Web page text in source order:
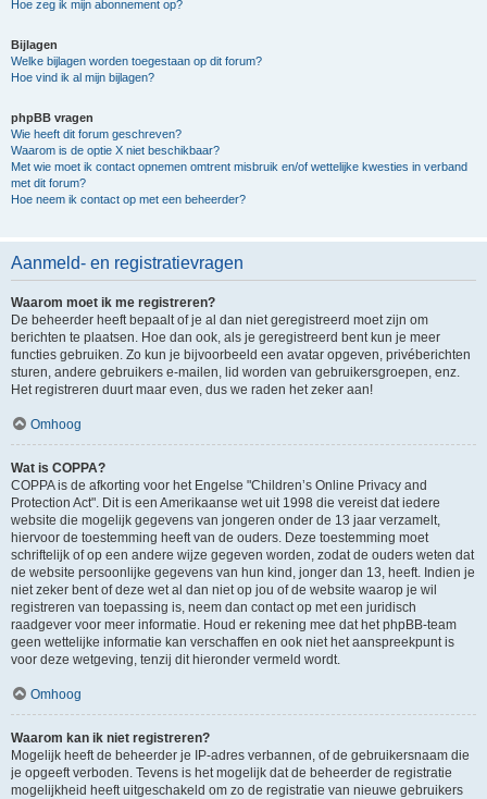
Hoe zeg ik mijn abonnement op?
Bijlagen
Welke bijlagen worden toegestaan op dit forum?
Hoe vind ik al mijn bijlagen?
phpBB vragen
Wie heeft dit forum geschreven?
Waarom is de optie X niet beschikbaar?
Met wie moet ik contact opnemen omtrent misbruik en/of wettelijke kwesties in verband
met dit forum?
Hoe neem ik contact op met een beheerder?
Aanmeld- en registratievragen
Waarom moet ik me registreren?
De beheerder heeft bepaalt of je al dan niet geregistreerd moet zijn om
berichten te plaatsen. Hoe dan ook, als je geregistreerd bent kun je meer
functies gebruiken. Zo kun je bijvoorbeeld een avatar opgeven, privéberichten
sturen, andere gebruikers e-mailen, lid worden van gebruikersgroepen, enz.
Het registreren duurt maar even, dus we raden het zeker aan!
Omhoog
Wat is COPPA?
COPPA is de afkorting voor het Engelse "Children’s Online Privacy and
Protection Act". Dit is een Amerikaanse wet uit 1998 die vereist dat iedere
website die mogelijk gegevens van jongeren onder de 13 jaar verzamelt,
hiervoor de toestemming heeft van de ouders. Deze toestemming moet
schriftelijk of op een andere wijze gegeven worden, zodat de ouders weten dat
de website persoonlijke gegevens van hun kind, jonger dan 13, heeft. Indien je
niet zeker bent of deze wet al dan niet op jou of de website waarop je wil
registreren van toepassing is, neem dan contact op met een juridisch
raadgever voor meer informatie. Houd er rekening mee dat het phpBB-team
geen wettelijke informatie kan verschaffen en ook niet het aanspreekpunt is
voor deze wetgeving, tenzij dit hieronder vermeld wordt.
Omhoog
Waarom kan ik niet registreren?
Mogelijk heeft de beheerder je IP-adres verbannen, of de gebruikersnaam die
je opgeeft verboden. Tevens is het mogelijk dat de beheerder de registratie
mogelijkheid heeft uitgeschakeld om zo de registratie van nieuwe gebruikers